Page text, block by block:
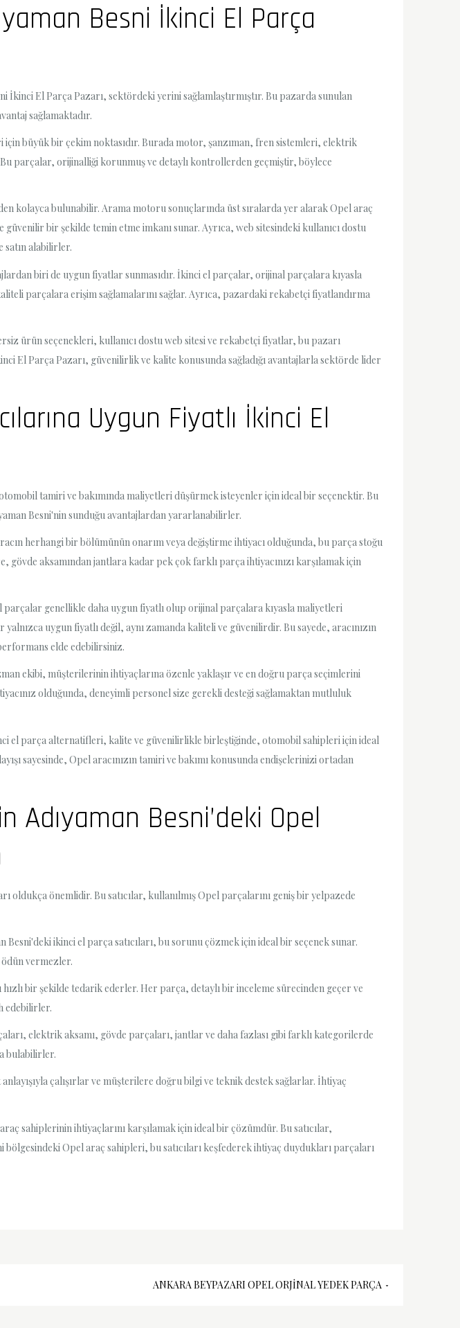
Besni İkinci El Parça
El Parça Pazarı, sektördeki yerini sağlamlaştırmıştır. Bu pazarda sunulan
sağlamaktadır.
için büyük bir çekim noktasıdır. Burada motor, şanzıman, fren sistemleri, elektrik
parçalar, orijinalliği korunmuş ve detaylı kontrollerden geçmiştir, böylece
kolayca bulunabilir. Arama motoru sonuçlarında üst sıralarda yer alarak Opel araç
bir şekilde temin etme imkanı sunar. Ayrıca, web sitesindeki kullanıcı dostu
alabilirler.
biri de uygun fiyatlar sunmasıdır. İkinci el parçalar, orijinal parçalara kıyasla
parçalara erişim sağlamalarını sağlar. Ayrıca, pazardaki rekabetçi fiyatlandırma
ürün seçenekleri, kullanıcı dostu web sitesi ve rekabetçi fiyatlar, bu pazarı
El Parça Pazarı, güvenilirlik ve kalite konusunda sağladığı avantajlarla sektörde lider
Uygun Fiyatlı İkinci El
tamiri ve bakımında maliyetleri düşürmek isteyenler için ideal bir seçenektir. Bu
Besni'nin sunduğu avantajlardan yararlanabilirler.
herhangi bir bölümünün onarım veya değiştirme ihtiyacı olduğunda, bu parça stoğu
aksamından jantlara kadar pek çok farklı parça ihtiyacınızı karşılamak için
parçalar genellikle daha uygun fiyatlı olup orijinal parçalara kıyasla maliyetleri
uygun fiyatlı değil, aynı zamanda kaliteli ve güvenilirdir. Bu sayede, aracınızın
elde edebilirsiniz.
ekibi, müşterilerinin ihtiyaçlarına özenle yaklaşır ve en doğru parça seçimlerini
olduğunda, deneyimli personel size gerekli desteği sağlamaktan mutluluk
el parça alternatifleri, kalite ve güvenilirlikle birleştiğinde, otomobil sahipleri için ideal
sayesinde, Opel aracınızın tamiri ve bakımı konusunda endişelerinizi ortadan
Besni’deki Opel
oldukça önemlidir. Bu satıcılar, kullanılmış Opel parçalarını geniş bir yelpazede
ikinci el parça satıcıları, bu sorunu çözmek için ideal bir seçenek sunar.
vermezler.
bir şekilde tedarik ederler. Her parça, detaylı bir inceleme sürecinden geçer ve
edebilirler.
elektrik aksamı, gövde parçaları, jantlar ve daha fazlası gibi farklı kategorilerde
bulabilirler.
çalışırlar ve müşterilere doğru bilgi ve teknik destek sağlarlar. İhtiyaç
sahiplerinin ihtiyaçlarını karşılamak için ideal bir çözümdür. Bu satıcılar,
Opel araç sahipleri, bu satıcıları keşfederek ihtiyaç duydukları parçaları
ANKARA BEYPAZARI OPEL ORJINAL YEDEK PARÇA